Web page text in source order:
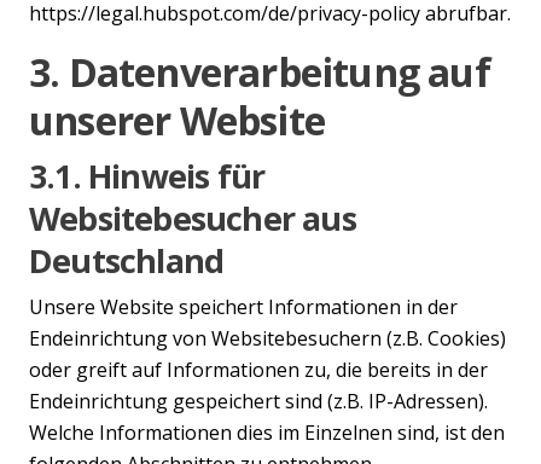
https://legal.hubspot.com/de/privacy-policy abrufbar.
3. Datenverarbeitung auf
unserer Website
3.1. Hinweis für
Websitebesucher aus
Deutschland
Unsere Website speichert Informationen in der
Endeinrichtung von Websitebesuchern (z.B. Cookies)
oder greift auf Informationen zu, die bereits in der
Endeinrichtung gespeichert sind (z.B. IP-Adressen).
Welche Informationen dies im Einzelnen sind, ist den